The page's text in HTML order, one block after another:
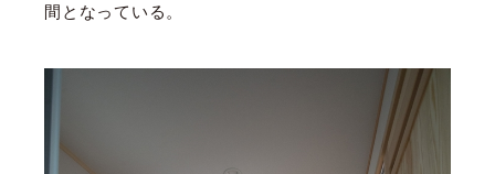
間となっている。